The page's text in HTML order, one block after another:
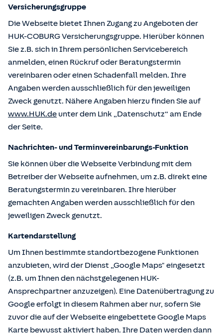
Versicherungsgruppe
Die Webseite bietet Ihnen Zugang zu Angeboten der
HUK-COBURG Versicherungsgruppe. Hierüber können
Sie z.B. sich in Ihrem persönlichen Servicebereich
anmelden, einen Rückruf oder Beratungstermin
vereinbaren oder einen Schadenfall melden. Ihre
Angaben werden ausschließlich für den jeweiligen
Zweck genutzt. Nähere Angaben hierzu finden Sie auf
www.HUK.de unter dem Link „Datenschutz“ am Ende
der Seite.
Nachrichten- und Terminvereinbarungs-Funktion
Sie können über die Webseite Verbindung mit dem
Betreiber der Webseite aufnehmen, um z.B. direkt eine
Beratungstermin zu vereinbaren. Ihre hierüber
gemachten Angaben werden ausschließlich für den
jeweiligen Zweck genutzt.
Kartendarstellung
Um Ihnen bestimmte standortbezogene Funktionen
anzubieten, wird der Dienst „Google Maps" eingesetzt
(z.B. um Ihnen den nächstgelegenen HUK-
Ansprechpartner anzuzeigen). Eine Datenübertragung zu
Google erfolgt in diesem Rahmen aber nur, sofern Sie
zuvor die auf der Webseite eingebettete Google Maps
Karte bewusst aktiviert haben. Ihre Daten werden dann